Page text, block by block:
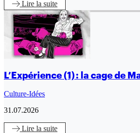
Lire la suite
L’Expérience (1) : la cage de
Culture-Idées
31.07.2026
Lire la suite